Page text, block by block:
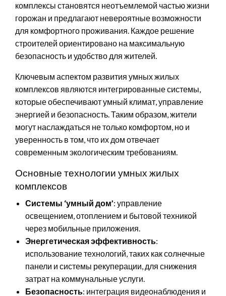
комплексы становятся неотъемлемой частью жизни
горожан и предлагают невероятные возможности
для комфортного проживания. Каждое решение
строителей ориентировано на максимальную
безопасность и удобство для жителей.
Ключевым аспектом развития умных жилых
комплексов являются интегрированные системы,
которые обеспечивают умный климат, управление
энергией и безопасность. Таким образом, жители
могут наслаждаться не только комфортом, но и
уверенность в том, что их дом отвечает
современным экологическим требованиям.
Основные технологии умных жилых
комплексов
Системы ‘умный дом’: управление
освещением, отоплением и бытовой техникой
через мобильные приложения.
Энергетическая эффективность:
использование технологий, таких как солнечные
панели и системы рекуперации, для снижения
затрат на коммунальные услуги.
Безопасность: интеграция видеонаблюдения и